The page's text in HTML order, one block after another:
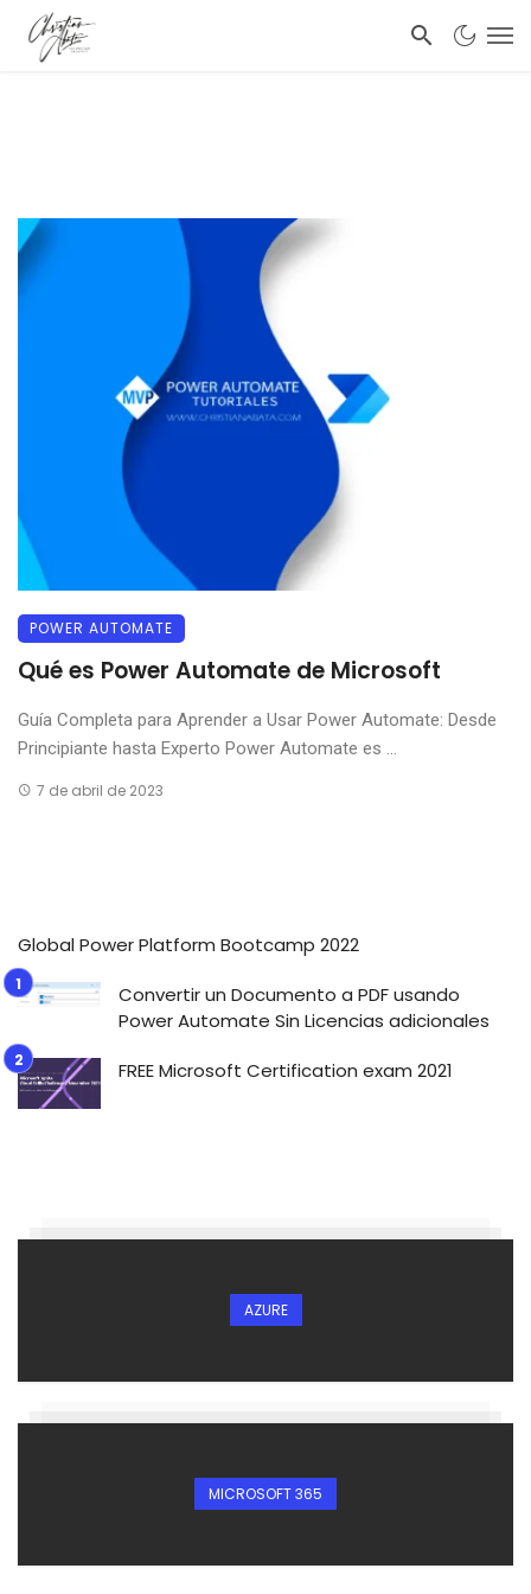
POWER AUTOMATE
Qué es Power Automate de Microsoft
Guía Completa para Aprender a Usar Power Automate: Desde
Principiante hasta Experto Power Automate es ...
7 de abril de 2023
Global Power Platform Bootcamp 2022
Convertir un Documento a PDF usando
Power Automate Sin Licencias adicionales
FREE Microsoft Certification exam 2021
AZURE
MICROSOFT 365